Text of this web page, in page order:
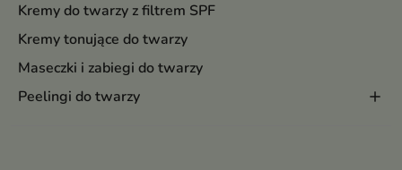
Kremy do twarzy z filtrem SPF
Kremy tonujące do twarzy
Maseczki i zabiegi do twarzy
Peelingi do twarzy